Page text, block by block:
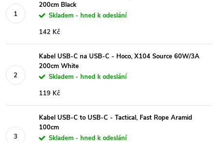
200cm Black
Skladem - hned k odeslání
142 Kč
Kabel USB-C na USB-C - Hoco, X104 Source 60W/3A
200cm White
Skladem - hned k odeslání
119 Kč
Kabel USB-C to USB-C - Tactical, Fast Rope Aramid
100cm
Skladem - hned k odeslání